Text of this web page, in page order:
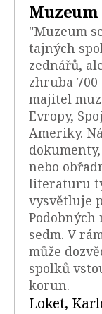
"Muzeum
tajných
zednářů,
zhruba
majitel
Evropy,
Ameriky.
nebo
literaturu
vysvětluje
Podobných
sedm. V
může
spolků
korun.
Loket,